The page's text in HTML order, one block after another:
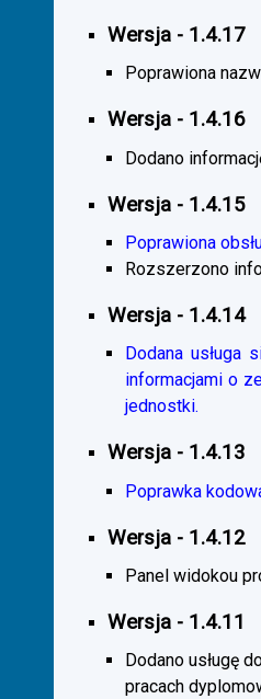
Wersja - 1.4.17
Poprawiona
Wersja - 1.4.16
Dodano
Wersja - 1.4.15
Poprawiona
Rozszerzono
Wersja - 1.4.14
Dodana
informacjami o
jednostki.
Wersja - 1.4.13
Poprawka
Wersja - 1.4.12
Panel widokou
Wersja - 1.4.11
Dodano usługę
pracach